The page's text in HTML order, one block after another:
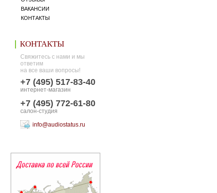
ВАКАНСИИ
КОНТАКТЫ
КОНТАКТЫ
Свяжитесь с нами и мы
ответим
на все ваши вопросы!
+7 (495) 517-83-40
интернет-магазин
+7 (495) 772-61-80
салон-студия
info@audiostatus.ru